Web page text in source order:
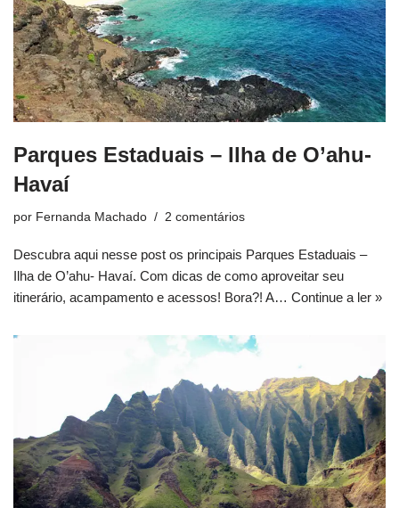
Parques Estaduais – Ilha de O’ahu-
Havaí
por Fernanda Machado 2 comentários
Descubra aqui nesse post os principais Parques Estaduais –
Ilha de O’ahu- Havaí. Com dicas de como aproveitar seu
itinerário, acampamento e acessos! Bora?! A… Continue a ler »